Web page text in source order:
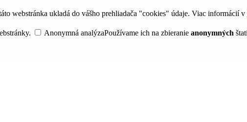
webstránka ukladá do vášho prehliadača "cookies" údaje. Viac informácií v
Anonymná analýzaPoužívame ich na zbieranie anonymných